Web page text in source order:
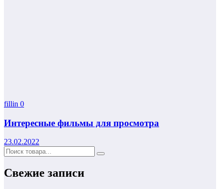
fillin 0
Интересные фильмы для просмотра
23.02.2022
Свежие записи